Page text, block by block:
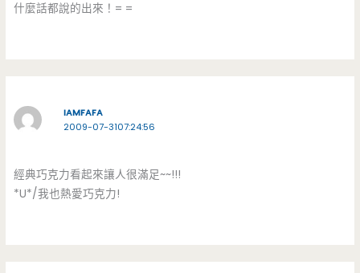
什麼話都說的出來！= =
IAMFAFA
2009-07-3107:24:56
經典巧克力看起來讓人很滿足~~!!!
*U*/我也熱愛巧克力!